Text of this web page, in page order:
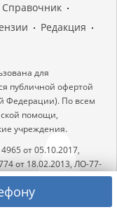
Справочник
Редакция
для
публичной офертой
Федерации). По всем
помощи,
учреждения.
от 05.10.2017,
от 18.02.2013, ЛО-77-
города Москвы.